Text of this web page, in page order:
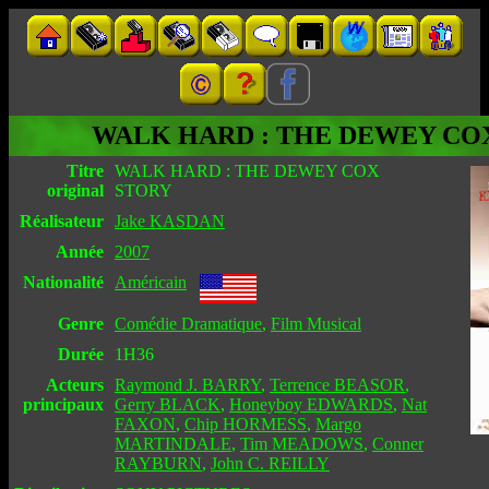
WALK HARD : THE DEWEY
Titre
original
WALK HARD : THE DEWEY COX
STORY
Réalisateur Jake KASDAN
Année
2007
Nationalité
Américain
Genre Comédie Dramatique, Film Musical
Durée
1H36
Acteurs
principaux
Raymond J. BARRY, Terrence BEASOR,
Gerry BLACK, Honeyboy EDWARDS, Nat
FAXON, Chip HORMESS, Margo
MARTINDALE, Tim MEADOWS, Conner
RAYBURN, John C. REILLY